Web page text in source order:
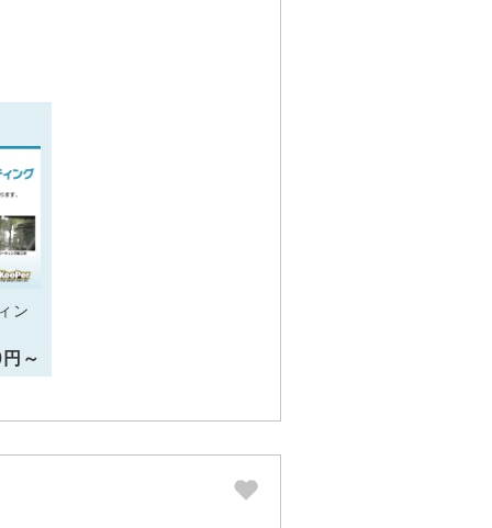
ン
～